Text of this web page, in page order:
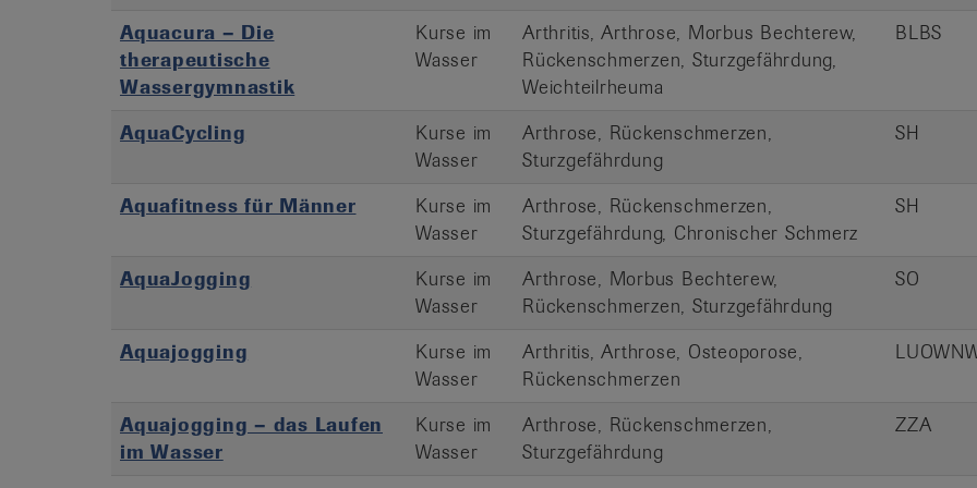
Aquacura – Die
therapeutische
Wassergymnastik
Kurse im
Wasser
Arthritis, Arthrose, Morbus Bechterew,
Rückenschmerzen, Sturzgefährdung,
Weichteilrheuma
BLBS
AquaCycling
Kurse im
Wasser
Arthrose, Rückenschmerzen,
Sturzgefährdung
SH
Aquafitness für Männer
Kurse im
Wasser
Arthrose, Rückenschmerzen,
Sturzgefährdung, Chronischer Schmerz
SH
AquaJogging
Kurse im
Wasser
Arthrose, Morbus Bechterew,
Rückenschmerzen, Sturzgefährdung
SO
Aquajogging
Kurse im
Wasser
Arthritis, Arthrose, Osteoporose,
Rückenschmerzen
Aquajogging – das Laufen
im Wasser
Kurse im
Wasser
Arthrose, Rückenschmerzen,
Sturzgefährdung
ZZA